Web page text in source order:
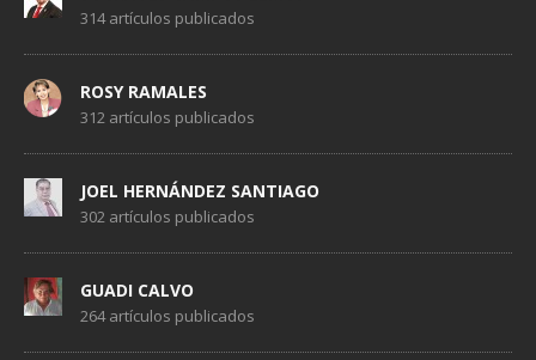
314 artículos publicados
ROSY RAMALES
312 artículos publicados
JOEL HERNÁNDEZ SANTIAGO
302 artículos publicados
GUADI CALVO
264 artículos publicados